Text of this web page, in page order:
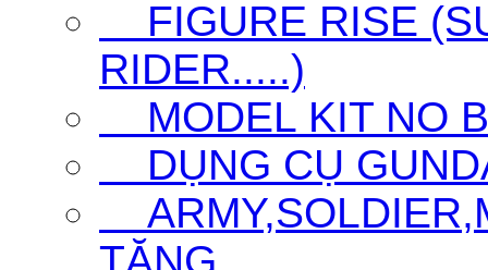
FIGURE RISE
RIDER.....)
MODEL KIT NO
DỤNG CỤ